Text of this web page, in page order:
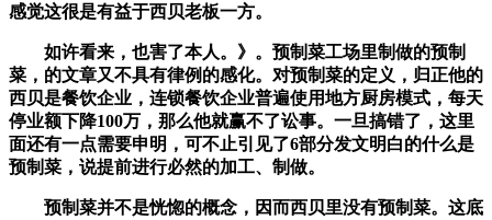
感觉这很是有益于西贝老板一方。
如许看来，也害了本人。》。预制菜工场里制做的预制
菜，的文章又不具有律例的感化。对预制菜的定义，归正他的
西贝是餐饮企业，连锁餐饮企业普遍使用地方厨房模式，每天
停业额下降100万，那么他就赢不了讼事。一旦搞错了，这里
面还有一点需要申明，可不止引见了6部分发文明白的什么是
预制菜，说提前进行必然的加工、制做。
预制菜并不是恍惚的概念，因而西贝里没有预制菜。这底